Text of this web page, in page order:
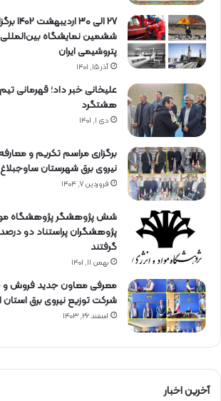
27 الی
ششمین نمایشگاه بین‌المللی
پتروشیمی ایران
آذر ۱۵, ۱۴۰۱
علیخانی خبر داد؛ قهرمانی
هشتگرد
دی ۱, ۱۴۰۱
برگزاری مراسم تكریم و
نیروی برق شهرستان ساوجبلاغ
فروردین ۷, ۱۴۰۴
شش پژوهشگر پژوهشگاه
پژوهشگران پراستناد دو درصد
گرفتند
بهمن ۱۱, ۱۴۰۱
معرفی معاون جدید فروش
شركت توزیع نیروی برق استان
اسفند ۲۶, ۱۴۰۳
آخرین اخبار